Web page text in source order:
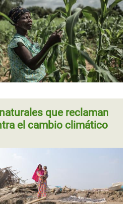
que reclaman
el cambio climático